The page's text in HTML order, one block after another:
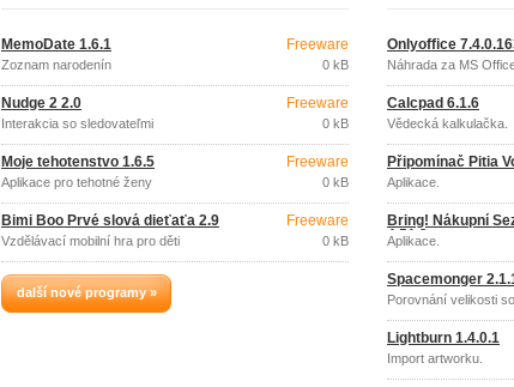
MemoDate 1.6.1
Zoznam narodenín
Freeware
0 kB
Nudge 2 2.0
Interakcia so sledovateľmi
Freeware
0 kB
Moje tehotenstvo 1.6.5
Aplikace pro tehotné ženy
Freeware
0 kB
Bimi Boo Prvé slová dieťaťa 2.9
Vzdělávací mobilní hra pro děti
Freeware
0 kB
další nové programy »
Onlyoffice
Náhrada za MS
Calcpad 6.1.6
Vědecká kalkulačka.
Připomínač Pitia
Aplikace.
Bring! Nákupní
4.51.2
Aplikace.
Spacemonger
Porovnání velikosti
Lightburn 1.4.0.1
Import artworku.